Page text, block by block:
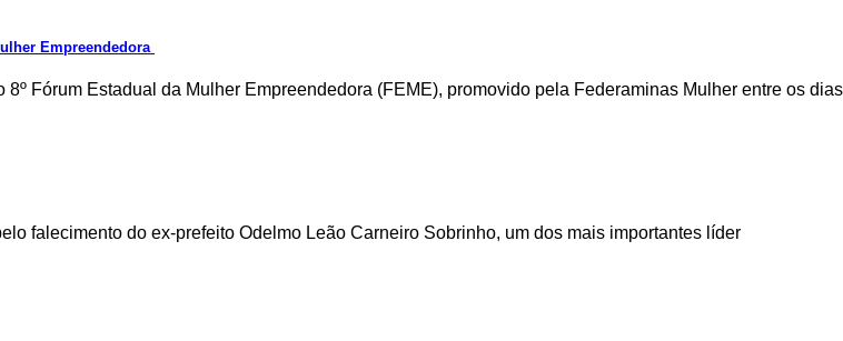
Empreendedora
Fórum Estadual da Mulher Empreendedora (FEME), promovido pela Federaminas Mulher entre os dias
falecimento do ex-prefeito Odelmo Leão Carneiro Sobrinho, um dos mais importantes líder